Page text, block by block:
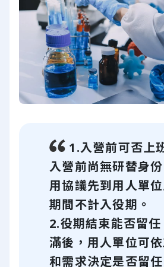
1.入營前可否上
入營前尚無研替身
用協議先到用人單
期間不計入役期。
2.役期結束能否留
滿後，用人單位可
和需求決定是否留